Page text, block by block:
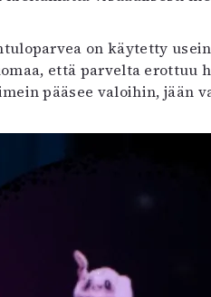
on käytetty
että parvelta erottuu
pääsee valoihin, jään